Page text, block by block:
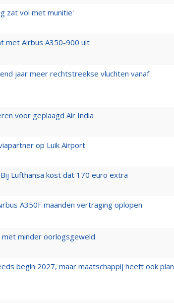
zat vol met munitie'
met Airbus A350-900 uit
jaar meer rechtstreekse vluchten vanaf
voor geplaagd Air India
op Luik Airport
Lufthansa kost dat 170 euro extra
A350F maanden vertraging oplopen
met minder oorlogsgeweld
begin 2027, maar maatschappij heeft ook plan